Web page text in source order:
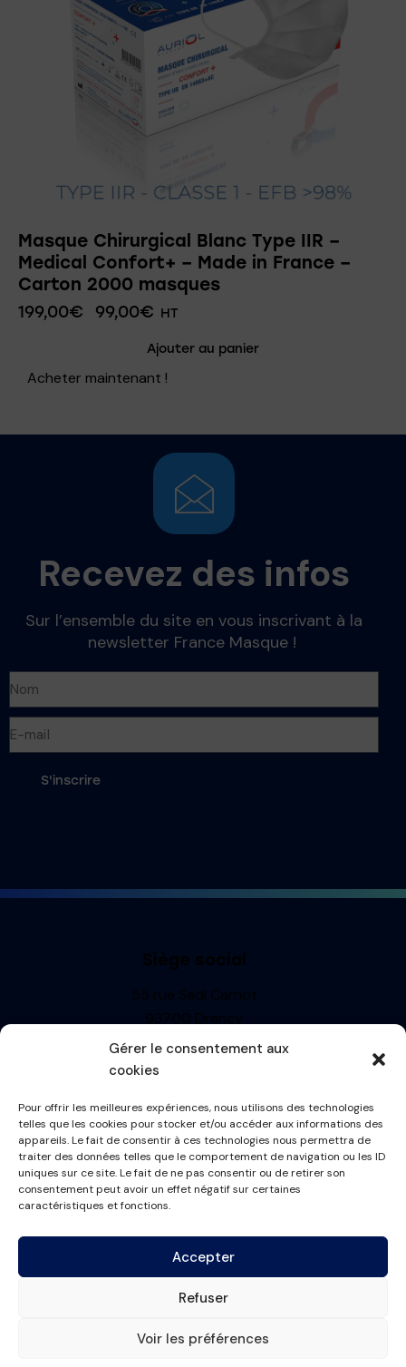
Gérer le consentement aux
cookies
Pour offrir les meilleures expériences, nous utilisons des technologies
telles que les cookies pour stocker et/ou accéder aux informations des
appareils. Le fait de consentir à ces technologies nous permettra de
traiter des données telles que le comportement de navigation ou les ID
uniques sur ce site. Le fait de ne pas consentir ou de retirer son
consentement peut avoir un effet négatif sur certaines
caractéristiques et fonctions.
Accepter
Refuser
Voir les préférences
Masque Chirurgical Blanc Type IIR –
Medical Confort+ – Made in France –
Carton 2000 masques
199,00€ 99,00€ HT
Ajouter au panier
Acheter maintenant !
Recevez des infos
Sur l’ensemble du site en vous inscrivant à la
newsletter France Masque !
S'inscrire
Siège social
55 rue Sadi Carnot
93700 Drancy
Siren : 499710697
TVA: FR13499710697
Informations
Mentions Légales
Politique de cookies
Conditions générales
Contactez-nous
contact@france-masque.fr